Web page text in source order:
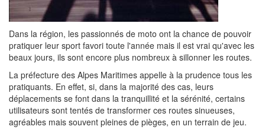
Dans la région, les passionnés de moto ont la chance de pouvoir
pratiquer leur sport favori toute l'année mais il est vrai qu'avec les
beaux jours, ils sont encore plus nombreux à sillonner les routes.
La préfecture des Alpes Maritimes appelle à la prudence tous les
pratiquants. En effet, si, dans la majorité des cas, leurs
déplacements se font dans la tranquillité et la sérénité, certains
utilisateurs sont tentés de transformer ces routes sinueuses,
agréables mais souvent pleines de pièges, en un terrain de jeu.